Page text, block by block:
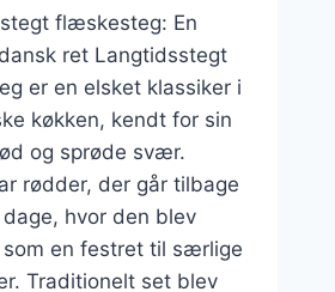
flæskesteg: En
ret Langtidsstegt
er en elsket klassiker i
køkken, kendt for sin
og sprøde svær.
rødder, der går tilbage
hvor den blev
en festret til særlige
Traditionelt set blev